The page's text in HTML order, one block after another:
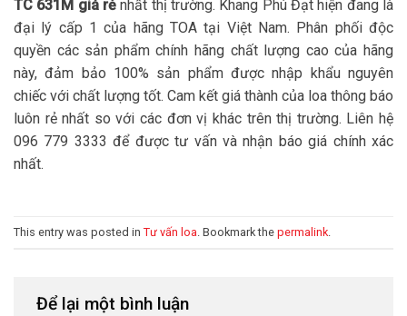
TC 631M giá rẻ nhất thị trường. Khang Phú Đạt hiện đang là
đại lý cấp 1 của hãng TOA tại Việt Nam. Phân phối độc
quyền các sản phẩm chính hãng chất lượng cao của hãng
này, đảm bảo 100% sản phẩm được nhập khẩu nguyên
chiếc với chất lượng tốt. Cam kết giá thành của loa thông báo
luôn rẻ nhất so với các đơn vị khác trên thị trường. Liên hệ
096 779 3333 để được tư vấn và nhận báo giá chính xác
nhất.
This entry was posted in Tư vấn loa . Bookmark the permalink
Để lại một bình luận